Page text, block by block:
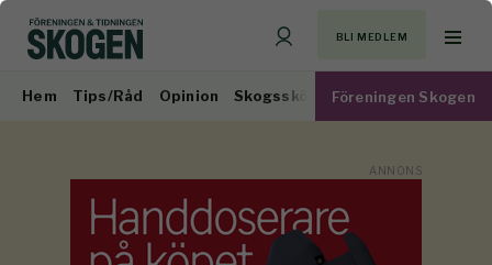
BLI MEDLEM
Hem Tips/Råd Opinion Skogsskötsel Virkesmarknad
Föreningen Skogen